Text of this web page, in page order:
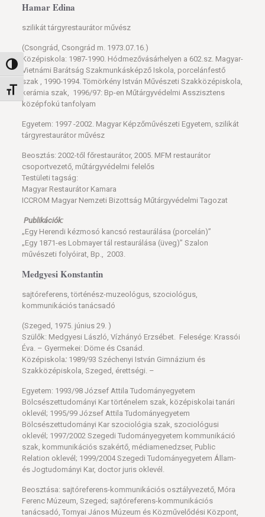
Nagy kontraszt váltása
Betűméret váltása
Hamar Edina
szilikát tárgyrestaurátor művész
(Csongrád, Csongrád m. 1973.07.16.)
Középiskola: 1987-1990. Hódmezővásárhelyen a 602.sz. Magyar-
Vietnámi Barátság Szakmunkásképző Iskola, porcelánfestő
szak , 1990-1994. Tömörkény István Művészeti Szakközépiskola,
kerámia szak, 1996/97: Bp-en Műtárgyvédelmi Asszisztens
középfokú tanfolyam
Egyetem: 1997 -2002. Magyar Képzőművészeti Egyetem, szilikát
tárgyrestaurátor művész
Beosztás: 2002-től főrestaurátor, 2005. MFM restaurátor
csoportvezető, műtárgyvédelmi felelős
Testületi tagság:
Magyar Restaurátor Kamara
ICCROM Magyar Nemzeti Bizottság Műtárgyvédelmi Tagozat
Publikációk:
„Egy Herendi kézmosó kancsó restaurálása (porcelán)”
„Egy 1871-es Lobmayer tál restaurálása (üveg)” Szalon
művészeti folyóirat, Bp., 2003.
Medgyesi Konstantin
sajtóreferens, történész-muzeológus, szociológus,
kommunikációs tanácsadó
(Szeged, 1975. június 29. )
Szülők: Medgyesi László, Vízhányó Erzsébet. Felesége: Krassói
Éva. – Gyermekei: Döme és Csanád.
Középiskola:1989/93 Széchenyi István Gimnázium és
Szakközépiskola, Szeged, érettségi. –
Egyetem: 1993/98 József Attila Tudományegyetem
Bölcsészettudományi Kar történelem szak, középiskolai tanári
oklevél; 1995/99 József Attila Tudományegyetem
Bölcsészettudományi Kar szociológia szak, szociológusi
oklevél; 1997/2002 Szegedi Tudományegyetem kommunikáció
szak, kommunikációs szakértő, médiamenedzser, Public
Relation oklevél; 1999/2004 Szegedi Tudományegyetem Állam-
és Jogtudományi Kar, doctor juris oklevél.
Beosztása: sajtóreferens-kommunikációs osztályvezető, Móra
Ferenc Múzeum, Szeged; sajtóreferens-kommunikációs
tanácsadó, Tornyai János Múzeum és Közművelődési Központ,